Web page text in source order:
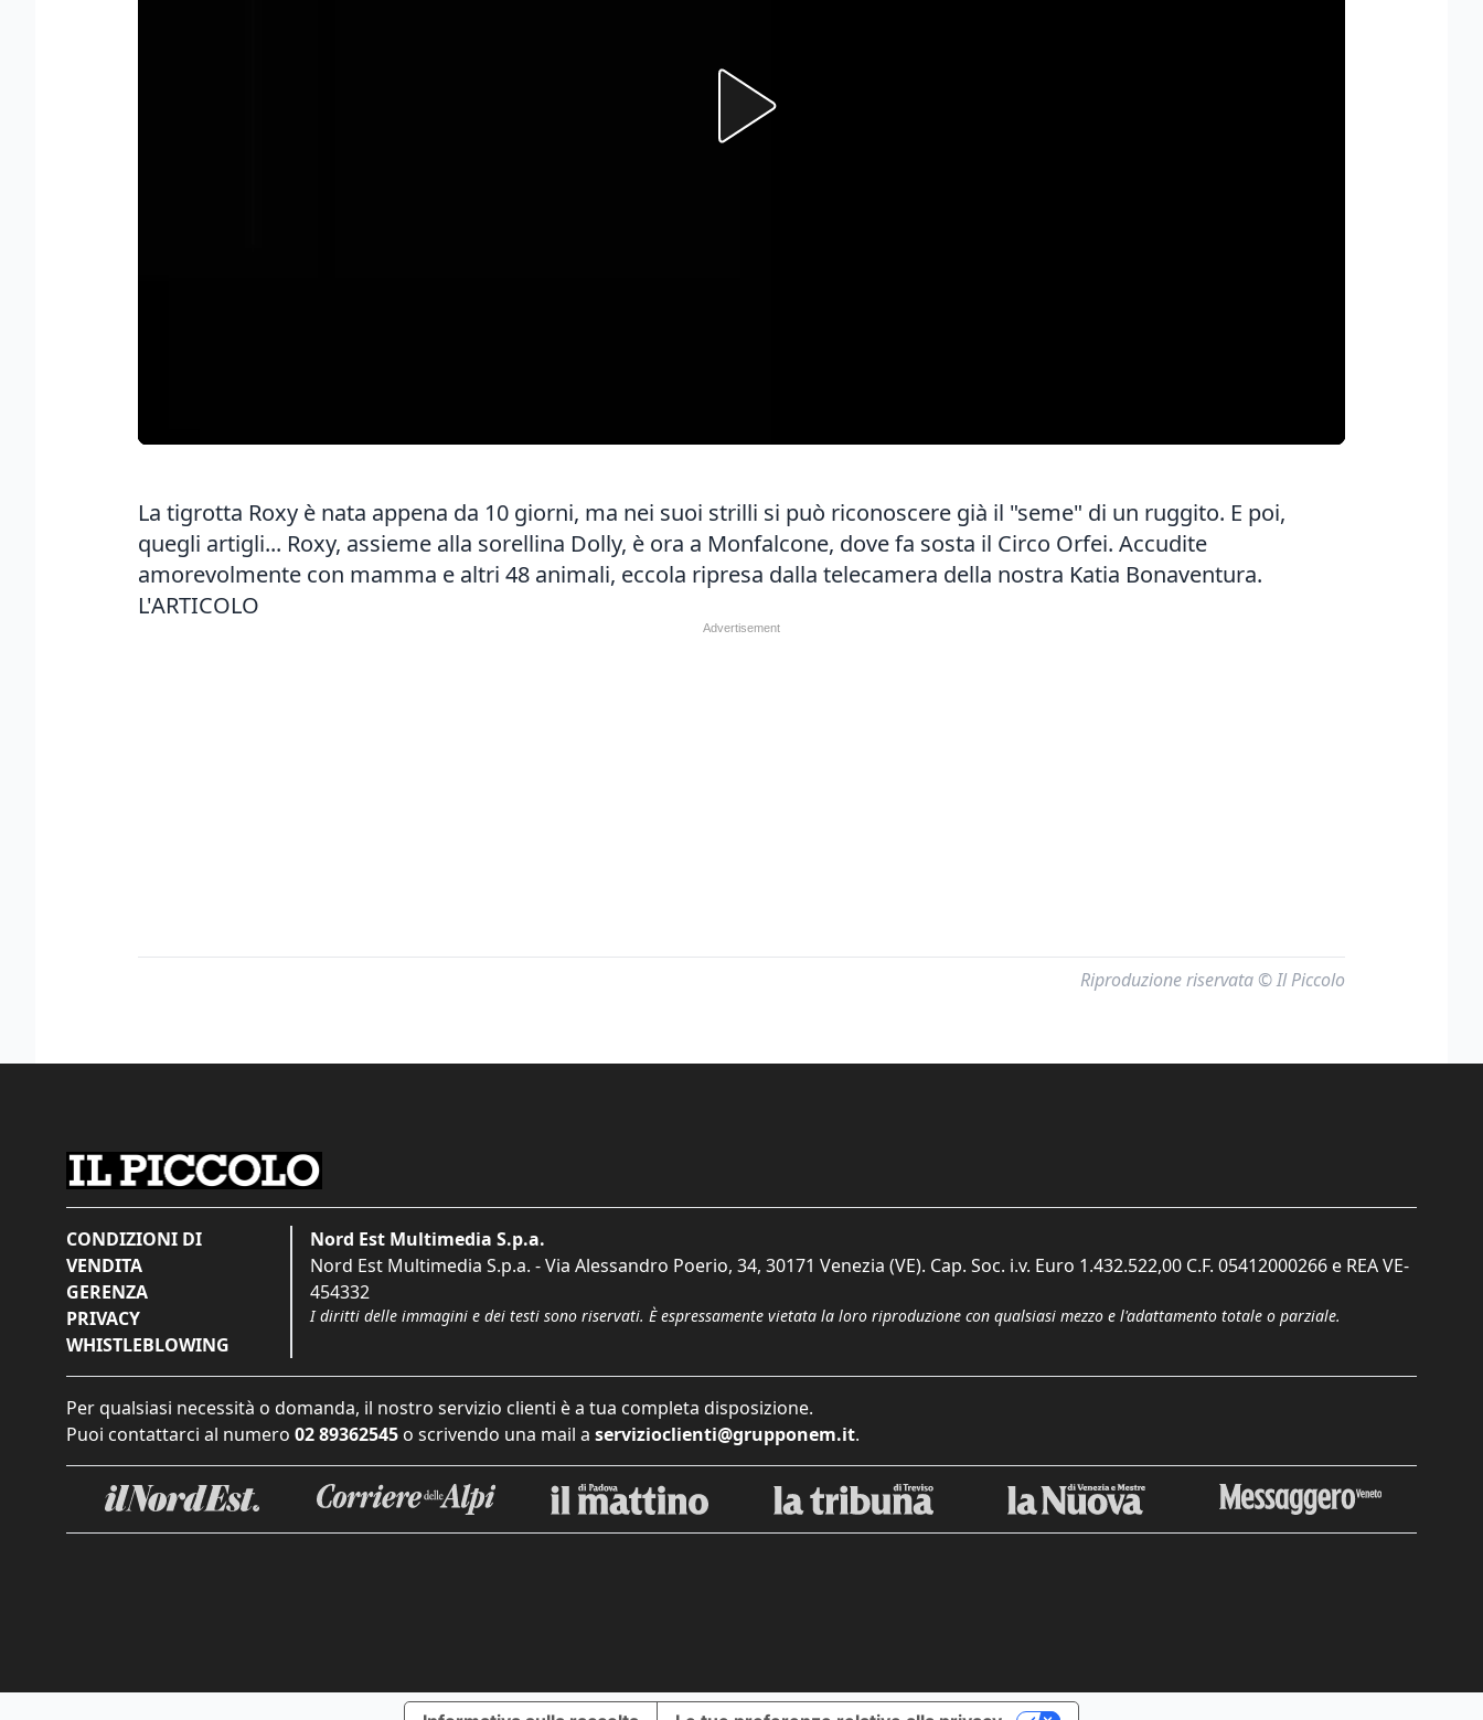
La tigrotta Roxy è nata appena da 10 giorni, ma nei suoi strilli si può riconoscere già il "seme" di un ruggito. E poi,
quegli artigli... Roxy, assieme alla sorellina Dolly, è ora a Monfalcone, dove fa sosta il Circo Orfei. Accudite
amorevolmente con mamma e altri 48 animali, eccola ripresa dalla telecamera della nostra Katia Bonaventura.
L'ARTICOLO
Riproduzione riservata © Il Piccolo
CONDIZIONI DI
VENDITA
GERENZA
PRIVACY
WHISTLEBLOWING
Nord Est Multimedia S.p.a.
Nord Est Multimedia S.p.a. - Via Alessandro Poerio, 34, 30171 Venezia (VE). Cap. Soc. i.v. Euro 1.432.522,00 C.F. 05412000266 e REA VE-
454332
I diritti delle immagini e dei testi sono riservati. È espressamente vietata la loro riproduzione con qualsiasi mezzo e l'adattamento totale o parziale.
Per qualsiasi necessità o domanda, il nostro servizio clienti è a tua completa disposizione.
Puoi contattarci al numero 02 89362545 o scrivendo una mail a servizioclienti@grupponem.it.